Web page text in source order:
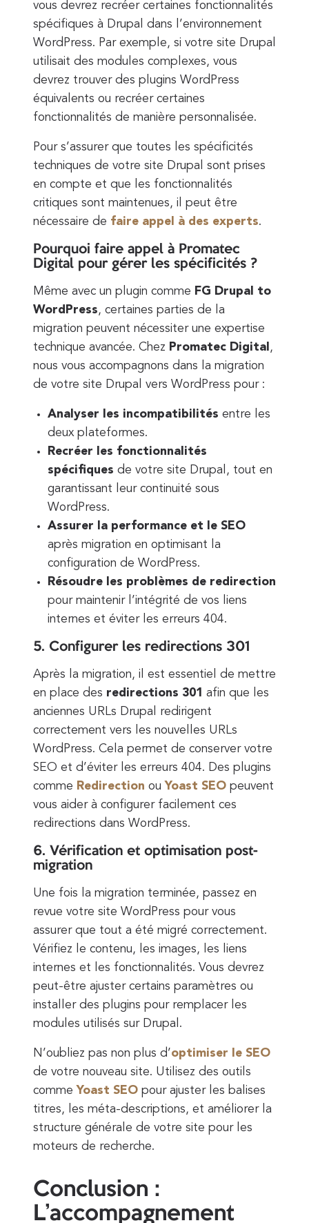
vous devrez recréer certaines fonctionnalités
spécifiques à Drupal dans l’environnement
WordPress. Par exemple, si votre site Drupal
utilisait des modules complexes, vous
devrez trouver des plugins WordPress
équivalents ou recréer certaines
fonctionnalités de manière personnalisée.
Pour s’assurer que toutes les spécificités
techniques de votre site Drupal sont prises
en compte et que les fonctionnalités
critiques sont maintenues, il peut être
nécessaire de faire appel à des experts.
Pourquoi faire appel à Promatec
Digital pour gérer les spécificités ?
Même avec un plugin comme FG Drupal to
WordPress, certaines parties de la
migration peuvent nécessiter une expertise
technique avancée. Chez Promatec Digital ,
nous vous accompagnons dans la migration
de votre site Drupal vers WordPress pour :
Analyser les incompatibilités entre les
deux plateformes.
Recréer les fonctionnalités
spécifiques de votre site Drupal, tout en
garantissant leur continuité sous
WordPress.
Assurer la performance et le SEO
après migration en optimisant la
configuration de WordPress.
Résoudre les problèmes de redirection
pour maintenir l’intégrité de vos liens
internes et éviter les erreurs 404.
5. Configurer les redirections 301
Après la migration, il est essentiel de mettre
en place des redirections 301 afin que les
anciennes URLs Drupal redirigent
correctement vers les nouvelles URLs
WordPress. Cela permet de conserver votre
SEO et d’éviter les erreurs 404. Des plugins
comme Redirection ou Yoast SEO peuvent
vous aider à configurer facilement ces
redirections dans WordPress.
6. Vérification et optimisation post-
migration
Une fois la migration terminée, passez en
revue votre site WordPress pour vous
assurer que tout a été migré correctement.
Vérifiez le contenu, les images, les liens
internes et les fonctionnalités. Vous devrez
peut-être ajuster certains paramètres ou
installer des plugins pour remplacer les
modules utilisés sur Drupal.
N’oubliez pas non plus d’optimiser le SEO
de votre nouveau site. Utilisez des outils
comme Yoast SEO pour ajuster les balises
titres, les méta-descriptions, et améliorer la
structure générale de votre site pour les
moteurs de recherche.
Conclusion :
L’accompagnement